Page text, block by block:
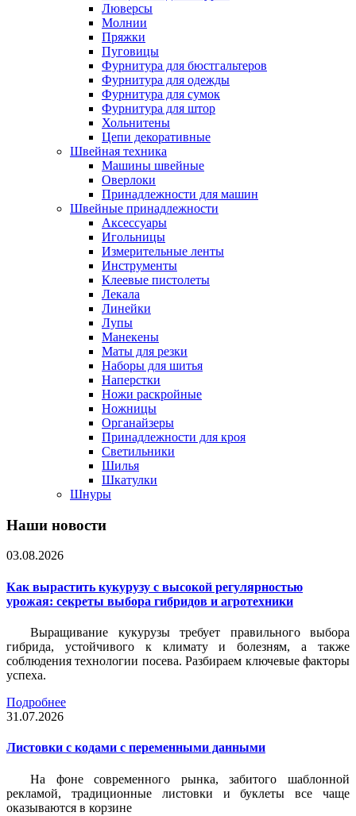
Люверсы
Молнии
Пряжки
Пуговицы
Фурнитура для бюстгальтеров
Фурнитура для одежды
Фурнитура для сумок
Фурнитура для штор
Хольнитены
Цепи декоративные
Швейная техника
Машины швейные
Оверлоки
Принадлежности для машин
Швейные принадлежности
Аксессуары
Игольницы
Измерительные ленты
Инструменты
Клеевые пистолеты
Лекала
Линейки
Лупы
Манекены
Маты для резки
Наборы для шитья
Наперстки
Ножи раскройные
Ножницы
Органайзеры
Принадлежности для кроя
Светильники
Шилья
Шкатулки
Шнуры
Наши новости
03.08.2026
Как вырастить кукурузу с высокой регулярностью
урожая: секреты выбора гибридов и агротехники
Выращивание кукурузы требует правильного выбора
гибрида, устойчивого к климату и болезням, а также
соблюдения технологии посева. Разбираем ключевые факторы
успеха.
Подробнее
31.07.2026
Листовки c кодами с переменными данными
На фоне современного рынка, забитого шаблонной
рекламой, традиционные листовки и буклеты все чаще
оказываются в корзине